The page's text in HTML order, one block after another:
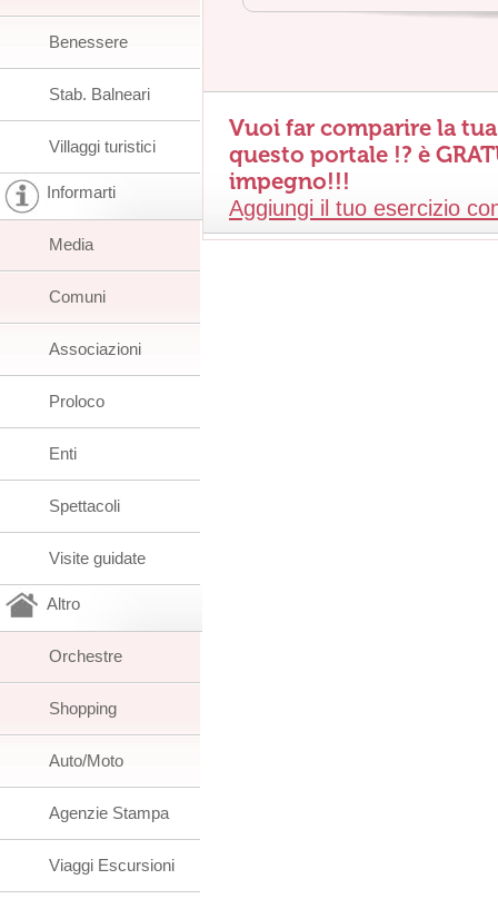
Vuoi far comparire la
questo portale !? è
impegno!!!
Aggiungi il tuo esercizio
Benessere
Stab. Balneari
Villaggi turistici
Informarti
Media
Comuni
Associazioni
Proloco
Enti
Spettacoli
Visite guidate
Altro
Orchestre
Shopping
Auto/Moto
Agenzie Stampa
Viaggi Escursioni